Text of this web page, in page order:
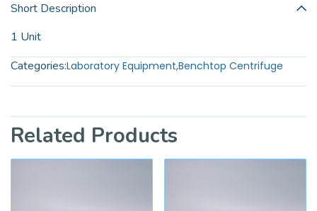
Short Description
1 Unit
Categories:Laboratory Equipment,Benchtop Centrifuge
Related Products